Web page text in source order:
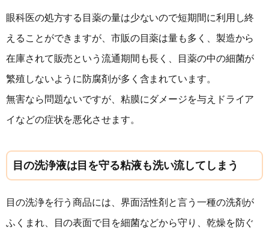
眼科医の処方する目薬の量は少ないので短期間に利用し終
えることができますが、市販の目薬は量も多く、製造から
在庫されて販売という流通期間も長く、目薬の中の細菌が
繁殖しないように防腐剤が多く含まれています。
無害なら問題ないですが、粘膜にダメージを与えドライア
イなどの症状を悪化させます。
目の洗浄液は目を守る粘液も洗い流してしまう
目の洗浄を行う商品には、界面活性剤と言う一種の洗剤が
ふくまれ、目の表面で目を細菌などから守り、乾燥を防ぐ